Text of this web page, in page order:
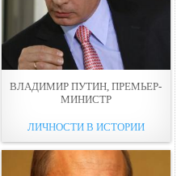
ВЛАДИМИР ПУТИН, ПРЕМЬЕР-
МИНИСТР
ЛИЧНОСТИ В ИСТОРИИ